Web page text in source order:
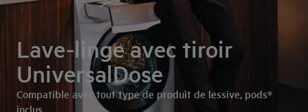
Lave-linge avec tiroir
UniversalDose
Compatible avec tout type de produit de lessive, pods®
inclus